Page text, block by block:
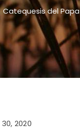
Catequesis del
2020